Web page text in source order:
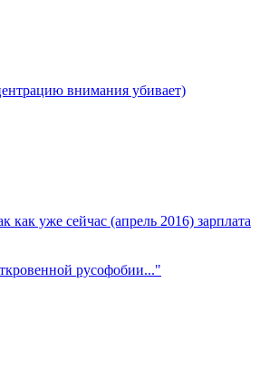
внимания убивает)
уже сейчас (апрель 2016) зарплата
русофобии..."